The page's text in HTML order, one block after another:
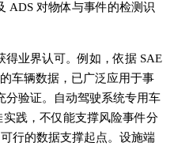
ADS 对物体与事件的检测识
业界认可。例如，依据 SAE
车辆数据，已广泛应用于事
分验证。自动驾驶系统专用车
践，不仅能支撑风险事件分
行的数据支撑起点。设施端